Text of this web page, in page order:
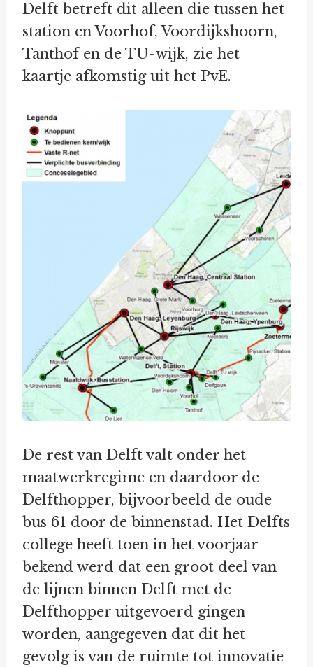
Delft betreft dit alleen die tussen het
station en Voorhof, Voordijkshoorn,
Tanthof en de TU-wijk, zie het
kaartje afkomstig uit het PvE.
De rest van Delft valt onder het
maatwerkregime en daardoor de
Delfthopper, bijvoorbeeld de oude
bus 61 door de binnenstad. Het Delfts
college heeft toen in het voorjaar
bekend werd dat een groot deel van
de lijnen binnen Delft met de
Delfthopper uitgevoerd gingen
worden, aangegeven dat dit het
gevolg is van de ruimte tot innovatie